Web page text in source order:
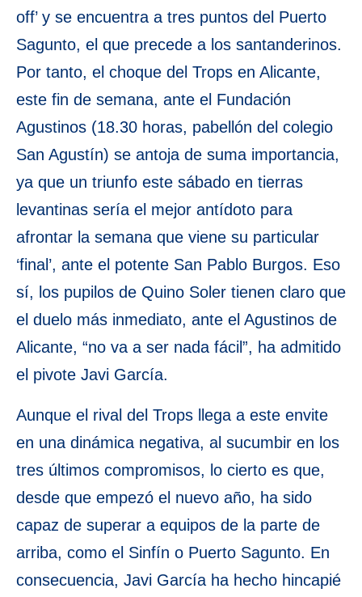
off’ y se encuentra a tres puntos del Puerto
Sagunto, el que precede a los santanderinos.
Por tanto, el choque del Trops en Alicante,
este fin de semana, ante el Fundación
Agustinos (18.30 horas, pabellón del colegio
San Agustín) se antoja de suma importancia,
ya que un triunfo este sábado en tierras
levantinas sería el mejor antídoto para
afrontar la semana que viene su particular
‘final’, ante el potente San Pablo Burgos. Eso
sí, los pupilos de Quino Soler tienen claro que
el duelo más inmediato, ante el Agustinos de
Alicante, “no va a ser nada fácil”, ha admitido
el pivote Javi García.
Aunque el rival del Trops llega a este envite
en una dinámica negativa, al sucumbir en los
tres últimos compromisos, lo cierto es que,
desde que empezó el nuevo año, ha sido
capaz de superar a equipos de la parte de
arriba, como el Sinfín o Puerto Sagunto. En
consecuencia, Javi García ha hecho hincapié